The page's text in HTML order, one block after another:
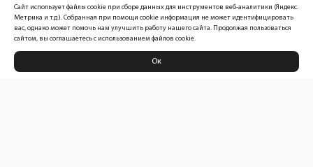
Политика конфиденциальности
Сайт использует файлы cookie при сборе данных для инструментов веб-аналитики (Яндекс.
Метрика и т.д.). Собранная при помощи cookie информация не может идентифицировать
вас, однако может помочь нам улучшить работу нашего сайта. Продолжая пользоваться
сайтом, вы соглашаетесь с использованием файлов cookie.
Ок